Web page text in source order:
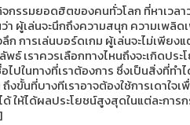
รมยอดฮิตของคนทั่วโลก ที่หาเวล
ผู้เล่นจะนึกถึงความสนุก ความเพ
ลึก การเล่นบอร์ดเกม ผู้เล่นจะไม่เ
เราควรเลือกทางไหนถึงจะเกิดป
ปในทางที่เราต้องการ ซึ่งเป็นสิ่งที่
นที่บางทีเราอาจต้องใช้การเดาใ
ให้ได้ผลประโยชน์สูงสุดในแต่ละกา